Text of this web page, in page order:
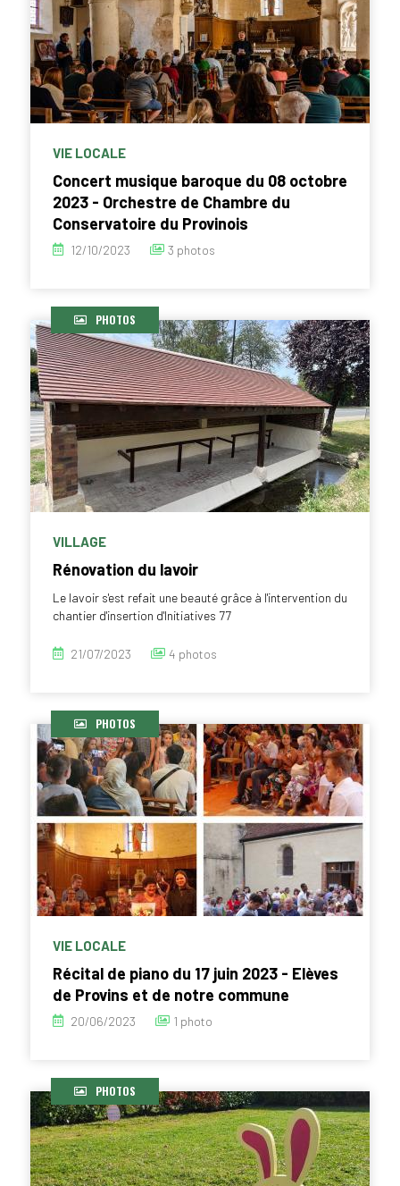
VIE LOCALE
Concert musique baroque du 08 octobre
2023 - Orchestre de Chambre du
Conservatoire du Provinois
12/10/2023 3 photos
PHOTOS
VILLAGE
Rénovation du lavoir
Le lavoir s'est refait une beauté grâce à l'intervention du
chantier d'insertion d'Initiatives 77
21/07/2023 4 photos
PHOTOS
VIE LOCALE
Récital de piano du 17 juin 2023 - Elèves
de Provins et de notre commune
20/06/2023 1 photo
PHOTOS